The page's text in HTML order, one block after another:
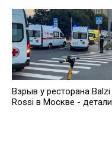
Взрыв у ресторана Balzi
Rossi в Москве - детали